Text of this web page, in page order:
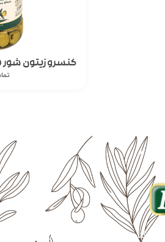
کنسرو زیتون شور
شرکت کشت و صنعت سفید دانه گنبد در سال